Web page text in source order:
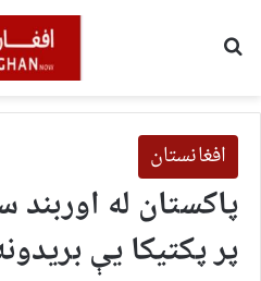
افغانستان
پاکستان له
پر پکتیکا یې